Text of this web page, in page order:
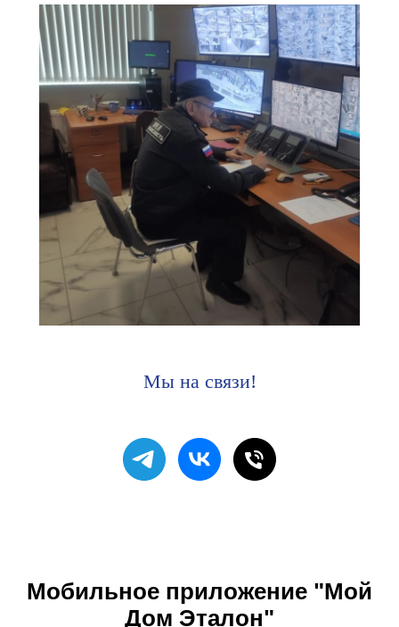
Мы на связи!
Мобильное приложение "Мой
Дом Эталон"